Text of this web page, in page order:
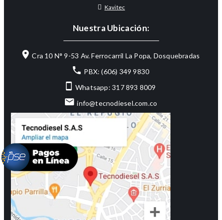
Kavitec
Nuestra Ubicación:
Cra 10 N° 9-53 Av. Ferrocarril La Popa, Dosquebradas
PBX: (606) 349 9830
Whatsapp: 317 893 8009
info@tecnodiesel.com.co